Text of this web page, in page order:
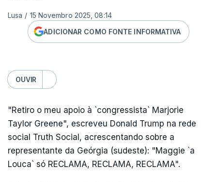
Lusa / 15 Novembro 2025, 08:14
ADICIONAR COMO FONTE INFORMATIVA
OUVIR
"Retiro o meu apoio à `congressista` Marjorie
Taylor Greene", escreveu Donald Trump na rede
social Truth Social, acrescentando sobre a
representante da Geórgia (sudeste): "Maggie `a
Louca` só RECLAMA, RECLAMA, RECLAMA".